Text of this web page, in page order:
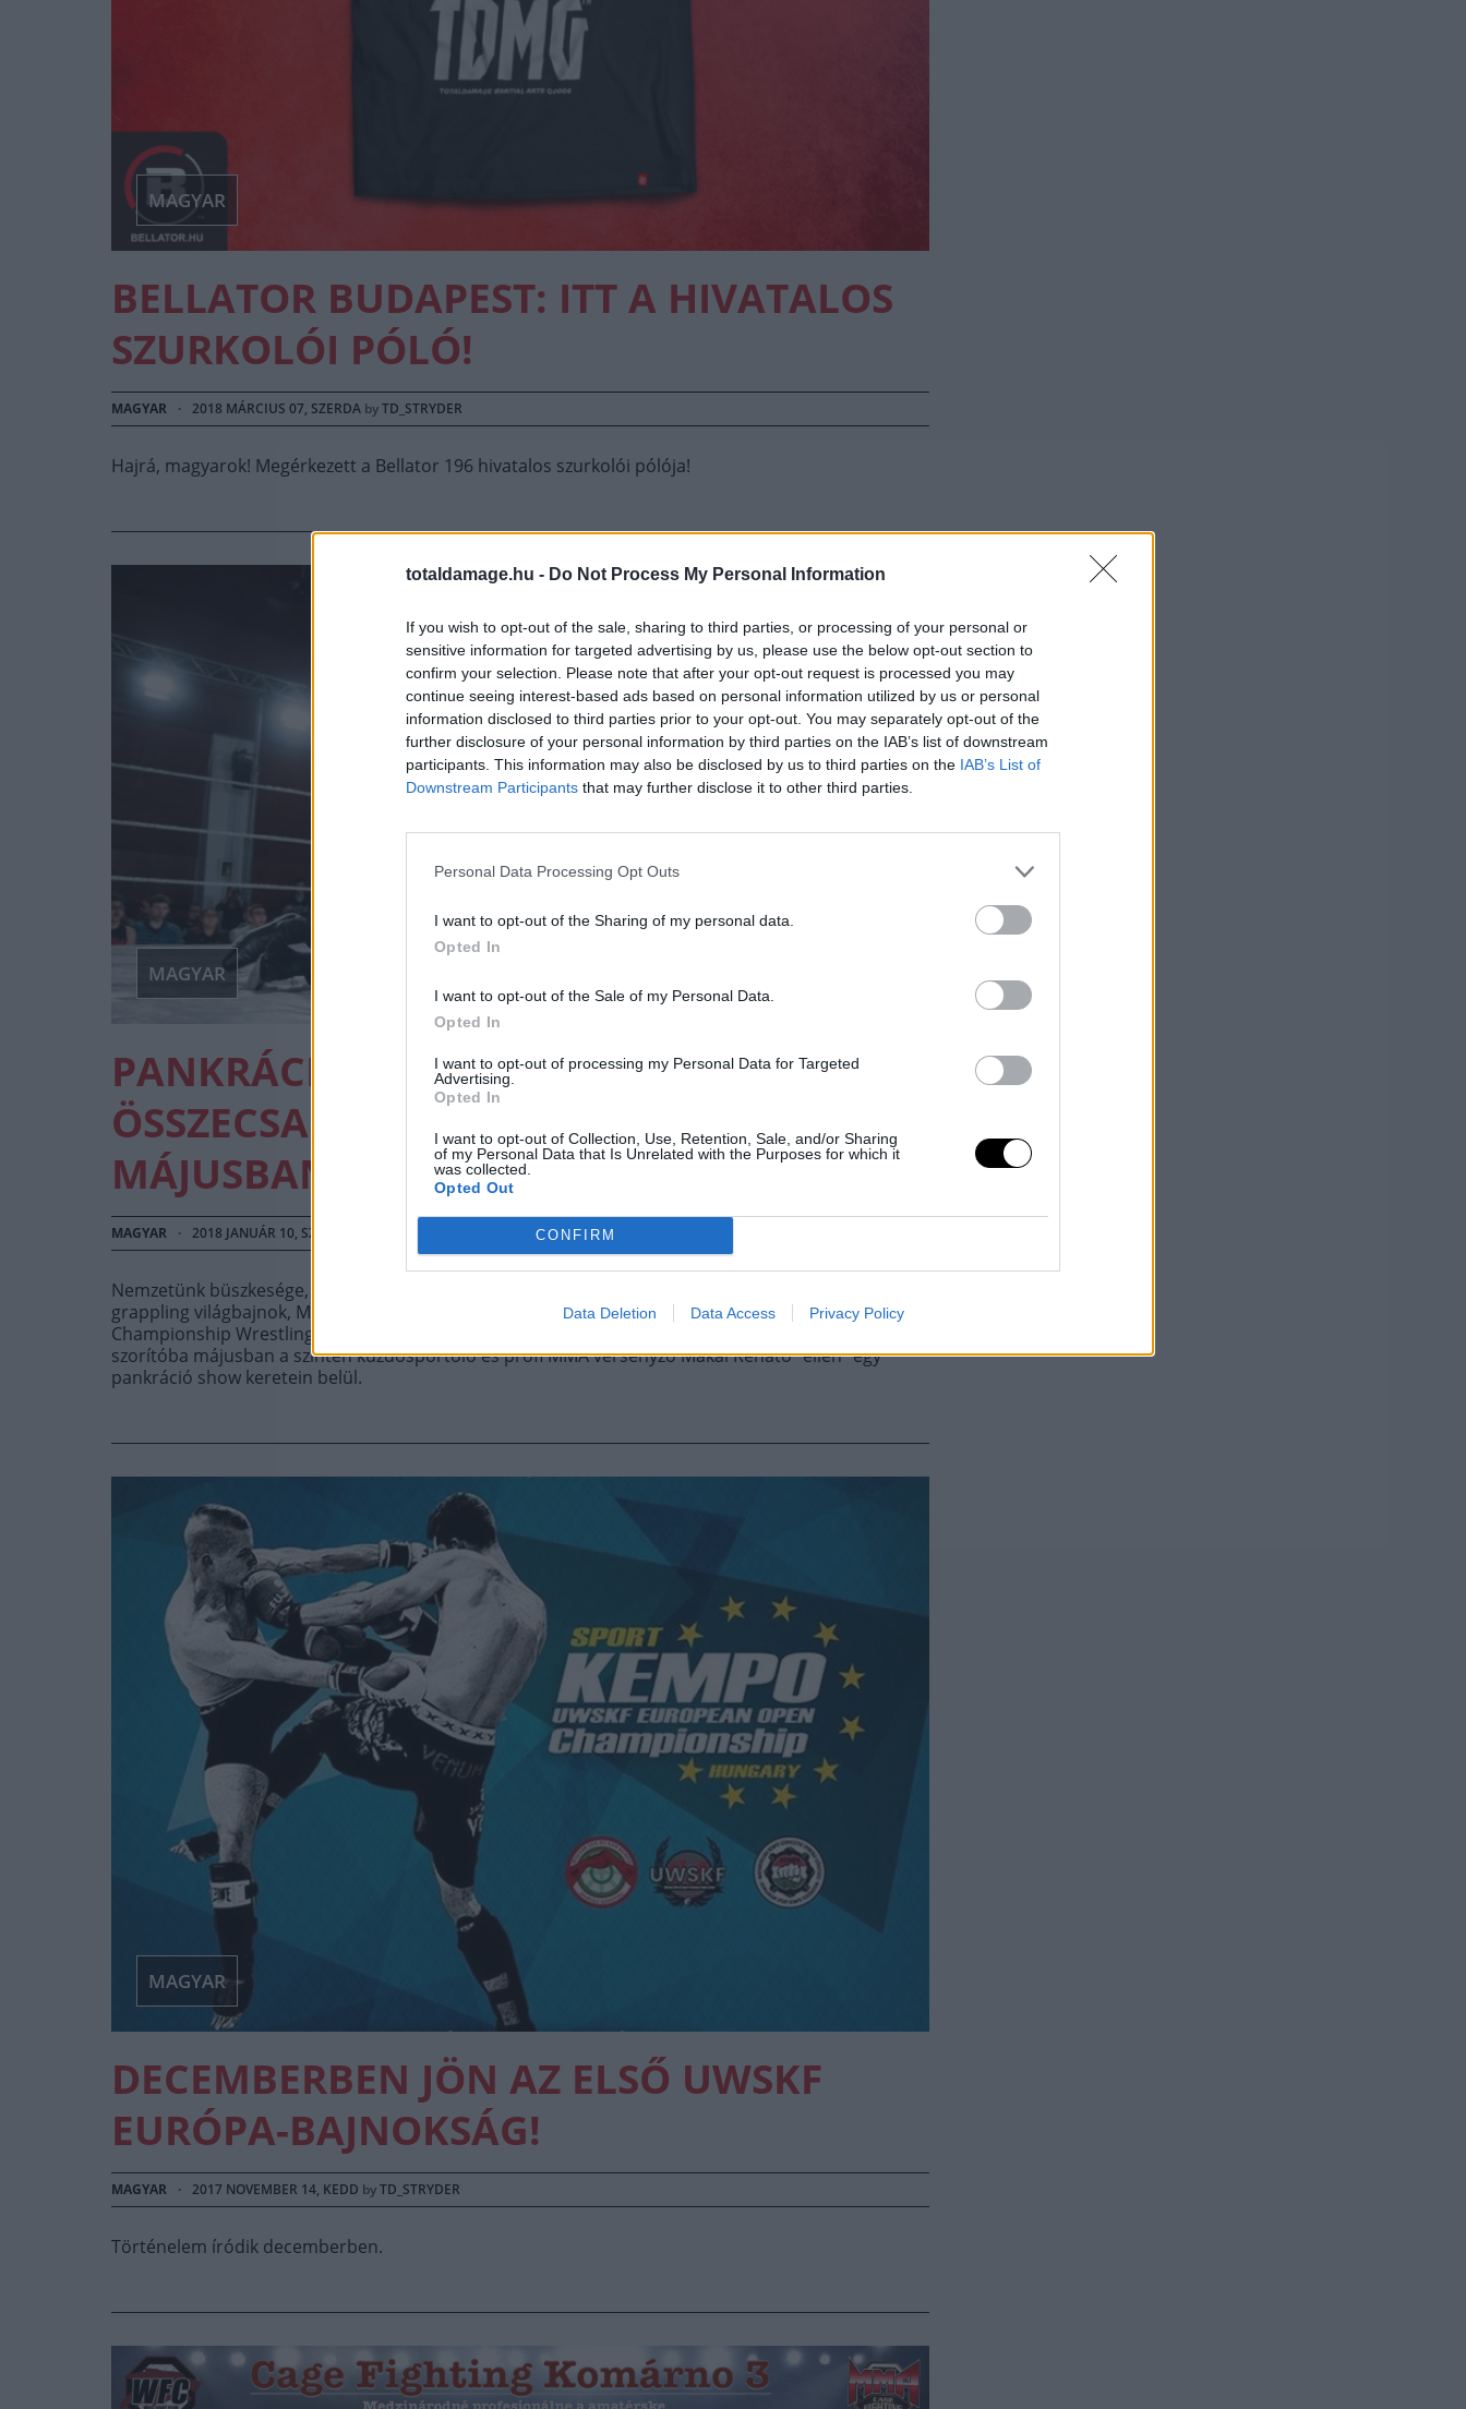
totaldamage.hu - Do Not Process My Personal Information
If you wish to opt-out of the sale, sharing to third parties, or processing of your personal or
sensitive information for targeted advertising by us, please use the below opt-out section to
confirm your selection. Please note that after your opt-out request is processed you may
continue seeing interest-based ads based on personal information utilized by us or personal
information disclosed to third parties prior to your opt-out. You may separately opt-out of the
further disclosure of your personal information by third parties on the IAB’s list of downstream
participants. This information may also be disclosed by us to third parties on the IAB’s List of
Downstream Participants that may further disclose it to other third parties.
Personal Data Processing Opt Outs
I want to opt-out of the Sharing of my personal data.
Opted In
I want to opt-out of the Sale of my Personal Data.
Opted In
I want to opt-out of processing my Personal Data for Targeted
Advertising.
Opted In
I want to opt-out of Collection, Use, Retention, Sale, and/or Sharing
of my Personal Data that Is Unrelated with the Purposes for which it
was collected.
Opted Out
CONFIRM
Data Deletion Data Access Privacy Policy
MAGYAR
BELLATOR BUDAPEST: ITT A HIVATALOS
SZURKOLÓI PÓLÓ!
MAGYAR · 2018 MÁRCIUS 07, SZERDA byTD_STRYDER
Hajrá, magyarok! Megérkezett a Bellator 196 hivatalos szurkolói pólója!
MAGYAR
PANKRÁCIÓ: NÖVÉNYI NORBERT
ÖSSZECSAP MAKAI RENÁTÓVAL
MÁJUSBAN
MAGYAR · 2018 JANUÁR 10, SZERDA
Nemzetünk büszkesége, Növényi Norbert (olimpiai bajnok birkózó, kick-box Európa-és világbajnok,
grappling világbajnok, MMA profi világbajnok) a magyar pankrátorokkal a HCW (Hungarian
Championship Wrestling)-vel kezdett közös együttműködésbe, és mint pankrátor lép majd a
szorítóba májusban a szintén küzdősportoló és profi MMA versenyző Makai Renátó "ellen "egy
pankráció show keretein belül.
MAGYAR
DECEMBERBEN JÖN AZ ELSŐ UWSKF
EURÓPA-BAJNOKSÁG!
MAGYAR · 2017 NOVEMBER 14, KEDD byTD_STRYDER
Történelem íródik decemberben.